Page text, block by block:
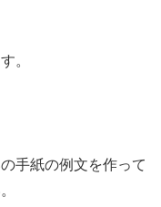
。
手紙の例文を作って